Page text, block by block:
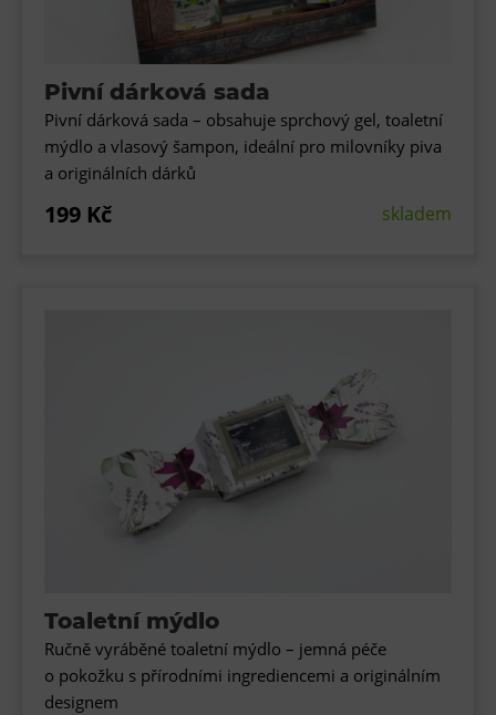
PECKA DOV
Restaurace VP ART
Bistropen
CØKAFE Dolní Vítkovice
FUTURE café
Catering
Narozeninové oslavy
Letní tábory
Tematické dárkové poukazy
Kroužky pro děti
Výjezdní akce
Pivní dárková sada
Pivní dárková sada – obsahuje sprchový gel, toaletní
mýdlo a vlasový šampon, ideální pro milovníky piva
a originálních dárků
199 Kč skladem
Toaletní mýdlo
Ručně vyráběné toaletní mýdlo – jemná péče
o pokožku s přírodními ingrediencemi a originálním
designem